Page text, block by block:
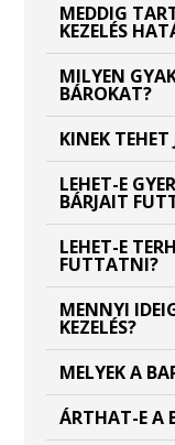
MEDDIG
KEZELÉS
MILYEN
BÁROKAT?
KINEK TEHET
LEHET-E
BÁRJAIT
LEHET-E
FUTTATNI?
MENNYI
KEZELÉS?
MELYEK A
ÁRTHAT-E A